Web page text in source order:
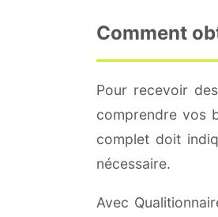
Comment
Pour recevoir
comprendre vos
complet doit
nécessaire.
Avec